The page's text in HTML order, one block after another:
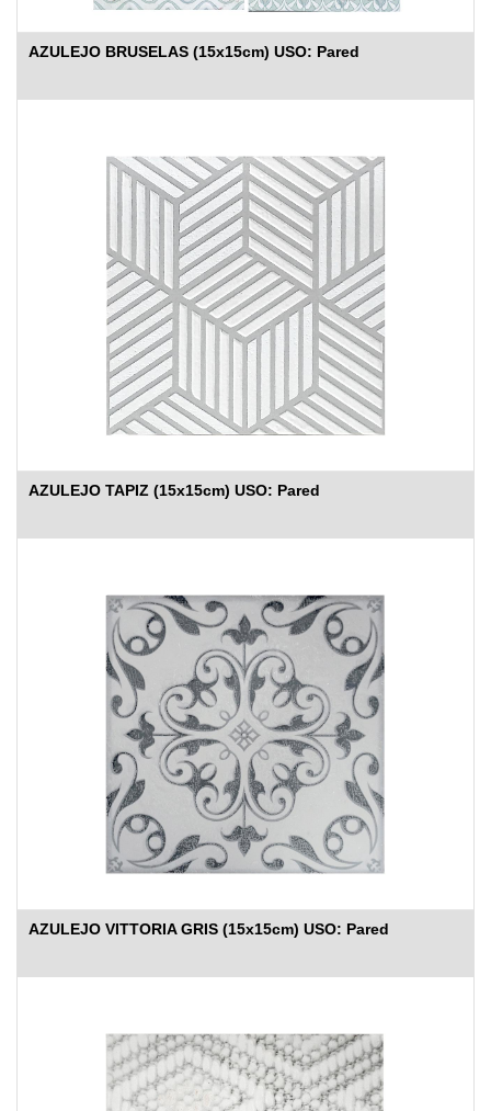
AZULEJO BRUSELAS (15x15cm) USO: Pared
AZULEJO TAPIZ (15x15cm) USO: Pared
AZULEJO VITTORIA GRIS (15x15cm) USO: Pared